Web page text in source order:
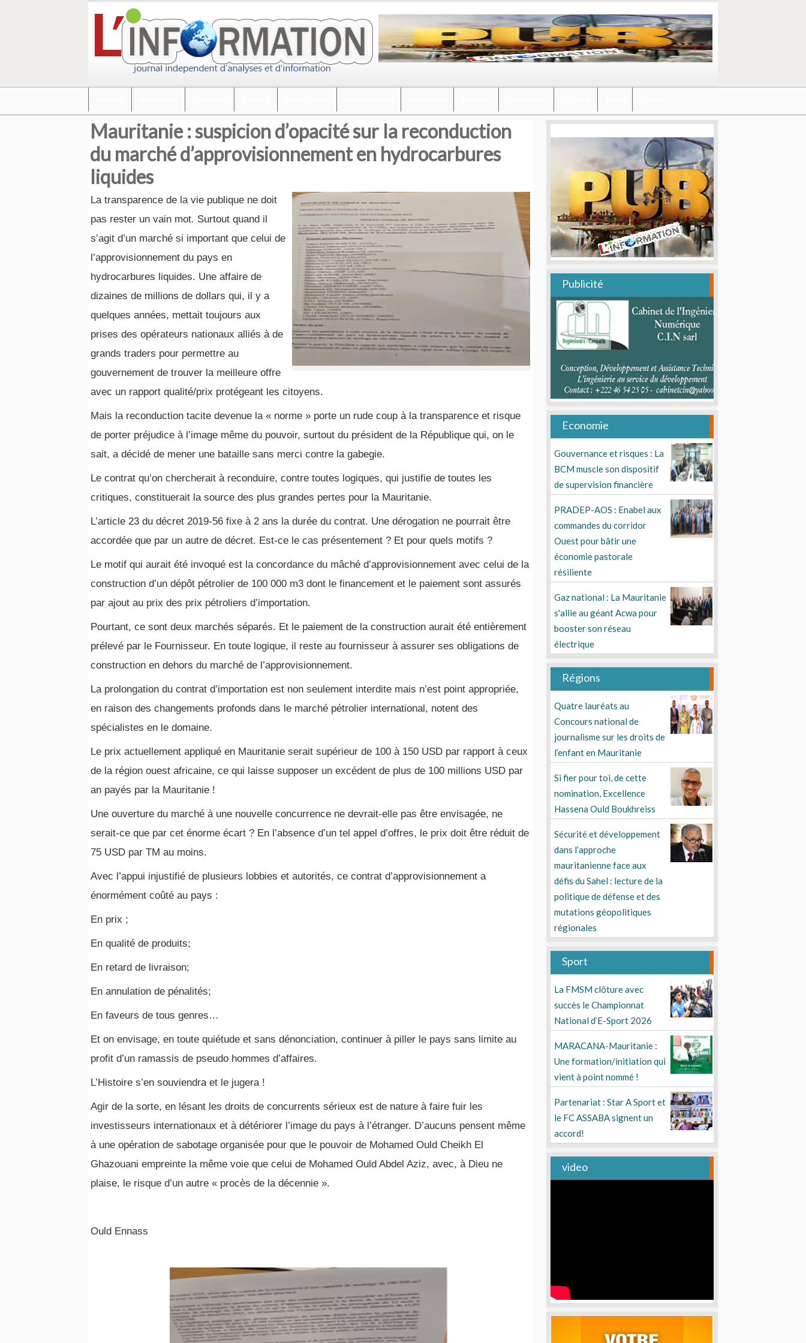
Publicité
Economie
Gouvernance et risques : La
BCM muscle son dispositif
de supervision financière
PRADEP-AOS : Enabel aux
commandes du corridor
Ouest pour bâtir une
économie pastorale
résiliente
Gaz national : La Mauritanie
s'allie au géant Acwa pour
booster son réseau
électrique
Régions
Quatre lauréats au
Concours national de
journalisme sur les droits de
l’enfant en Mauritanie
Si fier pour toi, de cette
nomination, Excellence
Hassena Ould Boukhreiss
Sécurité et développement
dans l’approche
mauritanienne face aux
défis du Sahel : lecture de la
politique de défense et des
mutations géopolitiques
régionales
Sport
La FMSM clôture avec
succès le Championnat
National d’E-Sport 2026
MARACANA-Mauritanie :
Une formation/initiation qui
vient à point nommé !
Partenariat : Star A Sport et
le FC ASSABA signent un
accord!
video
Mauritanie : suspicion d’opacité sur la reconduction
du marché d’approvisionnement en hydrocarbures
liquides
La transparence de la vie publique ne doit
pas rester un vain mot. Surtout quand il
s’agit d’un marché si important que celui de
l’approvisionnement du pays en
hydrocarbures liquides. Une affaire de
dizaines de millions de dollars qui, il y a
quelques années, mettait toujours aux
prises des opérateurs nationaux alliés à de
grands traders pour permettre au
gouvernement de trouver la meilleure offre
avec un rapport qualité/prix protégeant les citoyens.
Mais la reconduction tacite devenue la « norme » porte un rude coup à la transparence et risque
de porter préjudice à l’image même du pouvoir, surtout du président de la République qui, on le
sait, a décidé de mener une bataille sans merci contre la gabegie.
Le contrat qu’on chercherait à reconduire, contre toutes logiques, qui justifie de toutes les
critiques, constituerait la source des plus grandes pertes pour la Mauritanie.
L’article 23 du décret 2019-56 fixe à 2 ans la durée du contrat. Une dérogation ne pourrait être
accordée que par un autre de décret. Est-ce le cas présentement ? Et pour quels motifs ?
Le motif qui aurait été invoqué est la concordance du mâché d’approvisionnement avec celui de la
construction d’un dépôt pétrolier de 100 000 m3 dont le financement et le paiement sont assurés
par ajout au prix des prix pétroliers d’importation.
Pourtant, ce sont deux marchés séparés. Et le paiement de la construction aurait été entièrement
prélevé par le Fournisseur. En toute logique, il reste au fournisseur à assurer ses obligations de
construction en dehors du marché de l’approvisionnement.
La prolongation du contrat d’importation est non seulement interdite mais n’est point appropriée,
en raison des changements profonds dans le marché pétrolier international, notent des
spécialistes en le domaine.
Le prix actuellement appliqué en Mauritanie serait supérieur de 100 à 150 USD par rapport à ceux
de la région ouest africaine, ce qui laisse supposer un excédent de plus de 100 millions USD par
an payés par la Mauritanie !
Une ouverture du marché à une nouvelle concurrence ne devrait-elle pas être envisagée, ne
serait-ce que par cet énorme écart ? En l’absence d’un tel appel d’offres, le prix doit être réduit de
75 USD par TM au moins.
Avec l’appui injustifié de plusieurs lobbies et autorités, ce contrat d’approvisionnement a
énormément coûté au pays :
En prix ;
En qualité de produits;
En retard de livraison;
En annulation de pénalités;
En faveurs de tous genres…
Et on envisage, en toute quiétude et sans dénonciation, continuer à piller le pays sans limite au
profit d’un ramassis de pseudo hommes d’affaires.
L’Histoire s’en souviendra et le jugera !
Agir de la sorte, en lésant les droits de concurrents sérieux est de nature à faire fuir les
investisseurs internationaux et à détériorer l’image du pays à l’étranger. D’aucuns pensent même
à une opération de sabotage organisée pour que le pouvoir de Mohamed Ould Cheikh El
Ghazouani empreinte la même voie que celui de Mohamed Ould Abdel Aziz, avec, à Dieu ne
plaise, le risque d’un autre « procès de la décennie ».
Ould Ennass